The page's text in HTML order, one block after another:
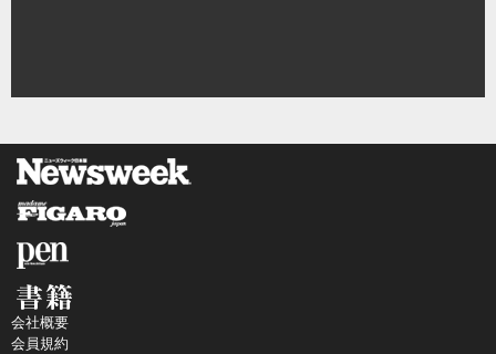
会社概要
会員規約